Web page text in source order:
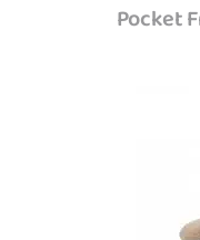
Pocket